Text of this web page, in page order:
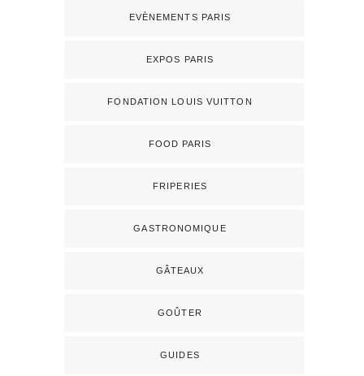
EVÈNEMENTS PARIS
EXPOS PARIS
FONDATION LOUIS VUITTON
FOOD PARIS
FRIPERIES
GASTRONOMIQUE
GÂTEAUX
GOÛTER
GUIDES